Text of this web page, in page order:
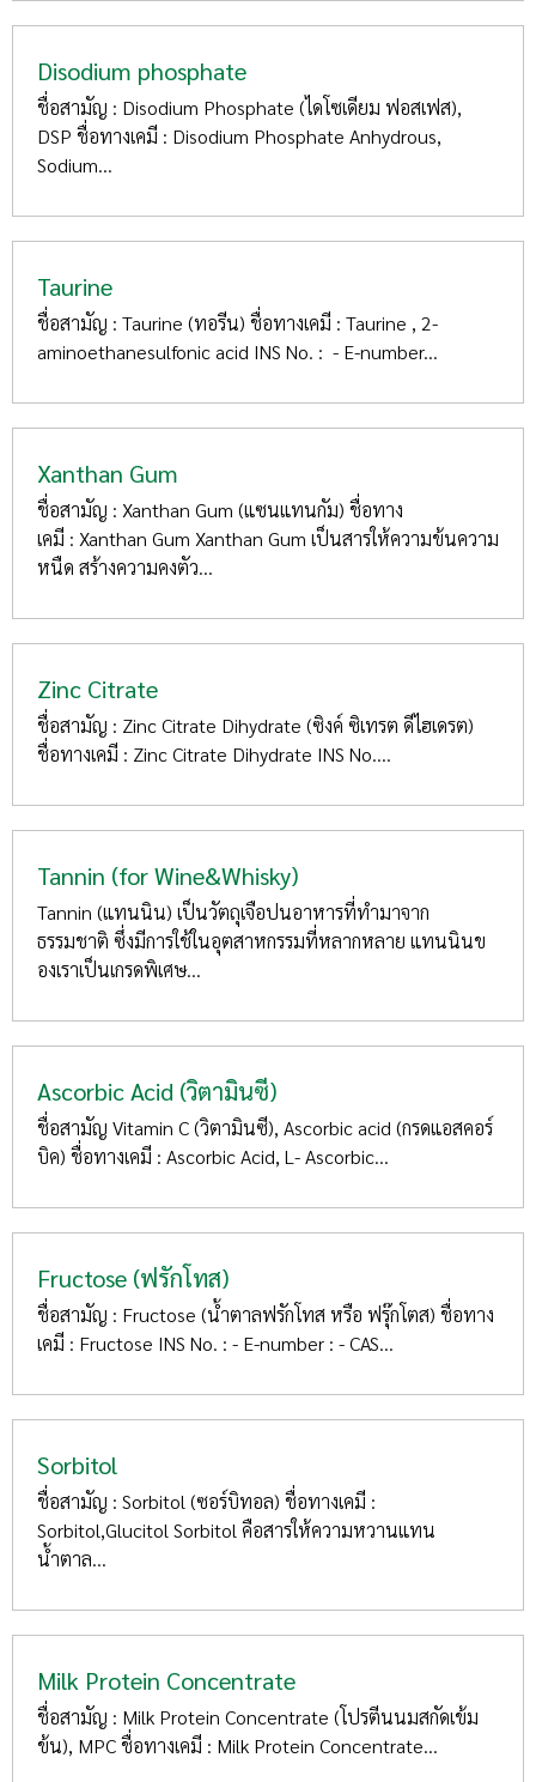
Disodium phosphate
ชื่อสามัญ : Disodium Phosphate (ไดโซเดียม ฟอสเฟส),
DSP ชื่อทางเคมี : Disodium Phosphate Anhydrous,
Sodium...
Taurine
ชื่อสามัญ : Taurine (ทอรีน) ชื่อทางเคมี : Taurine , 2-
aminoethanesulfonic acid INS No. : - E-number...
Xanthan Gum
ชื่อสามัญ : Xanthan Gum (แซนแทนกัม) ชื่อทาง
เคมี : Xanthan Gum Xanthan Gum เป็นสารให้ความข้นความ
หนืด สร้างความคงตัว...
Zinc Citrate
ชื่อสามัญ : Zinc Citrate Dihydrate (ซิงค์ ซิเทรต ดีไฮเดรต)
ชื่อทางเคมี : Zinc Citrate Dihydrate INS No....
Tannin (for Wine&Whisky)
Tannin (แทนนิน) เป็นวัตถุเจือปนอาหารที่ทำมาจาก
ธรรมชาติ ซึ่งมีการใช้ในอุตสาหกรรมที่หลากหลาย แทนนินข
องเราเป็นเกรดพิเศษ...
Ascorbic Acid (วิตามินซี)
ชื่อสามัญ Vitamin C (วิตามินซี), Ascorbic acid (กรดแอสคอร์
บิค) ชื่อทางเคมี : Ascorbic Acid, L- Ascorbic...
Fructose (ฟรักโทส)
ชื่อสามัญ : Fructose (น้ำตาลฟรักโทส หรือ ฟรุ๊กโตส) ชื่อทาง
เคมี : Fructose INS No. : - E-number : - CAS...
Sorbitol
ชื่อสามัญ : Sorbitol (ซอร์บิทอล) ชื่อทางเคมี :
Sorbitol,Glucitol Sorbitol คือสารให้ความหวานแทน
น้ำตาล...
Milk Protein Concentrate
ชื่อสามัญ : Milk Protein Concentrate (โปรตีนนมสกัดเข้ม
ข้น), MPC ชื่อทางเคมี : Milk Protein Concentrate...